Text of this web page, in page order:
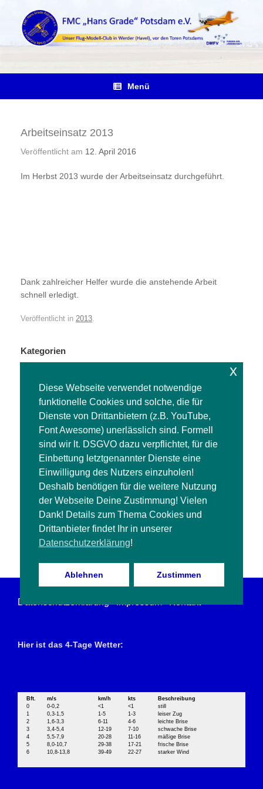
springen
Menü
Arbeitseinsatz 2013
Veröffentlicht am 12. April 2016
Im Herbst 2013 wurde der Arbeitseinsatz durchgeführt.
Dank zahlreicher Helfer wurde die anstehende Arbeit
schnell erledigt.
Veröffentlicht in 2013
Kategorien
Vereinsflugtag 16. Mai
Arbeitseinsatz 18.04.2026
Freizeitmesse „Treffpunkt Modellbau“
Weihnachtsessen in der Essbar Beelitz
Datenschutzerklärung
Hier ist das 4-Tage Wetter:
Bft. m/s km/h kts
Beschreibung
0
0-0,2 <1 <1
still
1
0,3-1,5 1-5 1-3
leiser Zug
2
1,6-3,3 6-11 4-6
leichte Brise
3
3,4-5,4 12-19 7-10
schwache Brise
4
5,5-7,9 20-28 11-16
mäßige Brise
5
8,0-10,7 29-38 17-21
frische Brise
6
10,8-13,8 39-49 22-27 starker Wind
Diese Webseite verwendet notwendige
funktionelle Cookies und solche, die für
Dienste von Drittanbietern (z.B. YouTube,
Font Awesome) unerlässlich sind. Formell
sind wir lt. DSGVO dazu verpflichtet, für die
Einbettung letztgenannter Dienste eine
Einwilligung des Nutzers einzuholen!
Deshalb benötigen für die weitere Nutzung
der Webseite Deine Zustimmung! Vielen
Dank! Details zum Thema Cookies und
Drittanbieter findet Ihr in unserer
Datenschutzerklärung!
Ablehnen Zustimmen
x